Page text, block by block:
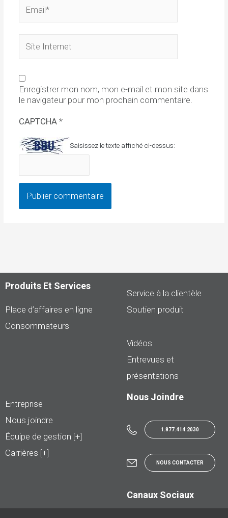
Internet
Enregistrer mon nom, mon e-mail et mon site dans
le navigateur pour mon prochain commentaire.
CAPTCHA *
Saisissez le texte affiché ci-dessus:
Produits Et Services
Place d’affaires en ligne
Consommateurs
Service à la clientèle
Soutien produit
Vidéos
Entrevues et
présentations
Entreprise
Nous joindre
Équipe de gestion [+]
Carrières [+]
Nous Joindre
1.877.414.2030
NOUS CONTACTER
Canaux Sociaux